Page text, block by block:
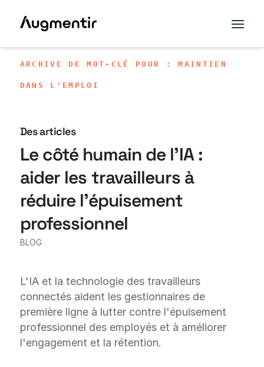
ARCHIVE DE MOT-CLÉ POUR : MAINTIEN
DANS L'EMPLOI
Des articles
Le côté humain de l’IA :
aider les travailleurs à
réduire l’épuisement
professionnel
BLOG
L'IA et la technologie des travailleurs
connectés aident les gestionnaires de
première ligne à lutter contre l'épuisement
professionnel des employés et à améliorer
l'engagement et la rétention.